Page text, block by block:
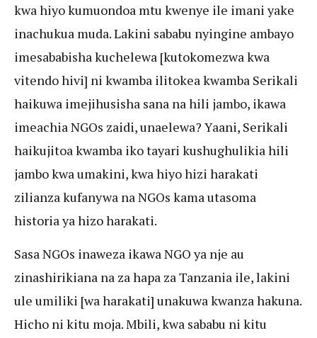
kwa hiyo kumuondoa mtu kwenye ile imani yake
inachukua muda. Lakini sababu nyingine ambayo
imesababisha kuchelewa [kutokomezwa kwa
vitendo hivi] ni kwamba ilitokea kwamba Serikali
haikuwa imejihusisha sana na hili jambo, ikawa
imeachia NGOs zaidi, unaelewa? Yaani, Serikali
haikujitoa kwamba iko tayari kushughulikia hili
jambo kwa umakini, kwa hiyo hizi harakati
zilianza kufanywa na NGOs kama utasoma
historia ya hizo harakati.
Sasa NGOs inaweza ikawa NGO ya nje au
zinashirikiana na za hapa za Tanzania ile, lakini
ule umiliki [wa harakati] unakuwa kwanza hakuna.
Hicho ni kitu moja. Mbili, kwa sababu ni kitu